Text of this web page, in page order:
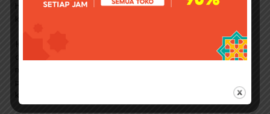
hasil terbaik, temukan krim Olay yang paling sesuai dengan
kebutuhan dan jenis kulit Anda.
Kulit berminyak rentan terhadap jerawat. Jika ada bakteri di
dalam pori, jerawat bisa membengkak dan meradang. Untuk
mengatasinya, Anda harus merawat wajah dengan produk
kulit mati.